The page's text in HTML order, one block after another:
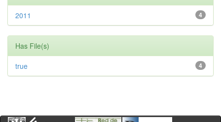
4
2011
Has File(s)
4
true